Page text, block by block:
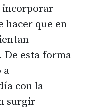
incorporar
hacer que en
De esta forma
a
con la
surgir